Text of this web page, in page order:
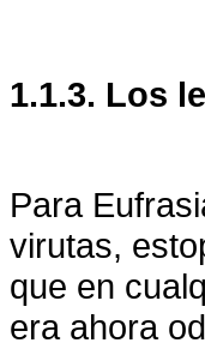
1.1.3. Los
Para
virutas,
que en
era ahora